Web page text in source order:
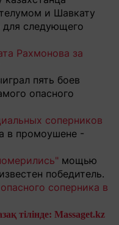
и Шавкату
следующего
Рахмонова за
пять боев
опасного
соперников
в промоушене -
мощью
победитель.
соперника в
тілінде: Massaget.kz